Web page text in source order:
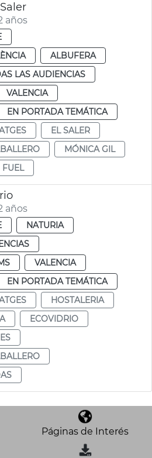
años
ALBUFERA
LAS AUDIENCIAS
VALENCIA
EN PORTADA TEMÁTICA
EL SALER
MÓNICA GIL
FUEL
años
NATURIA
VALENCIA
EN PORTADA TEMÁTICA
HOSTALERIA
ECOVIDRIO
Páginas de Interés